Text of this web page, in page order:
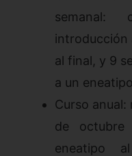
introducción
al final, y 9
a un
Curso anual:
de octubre
eneatipo